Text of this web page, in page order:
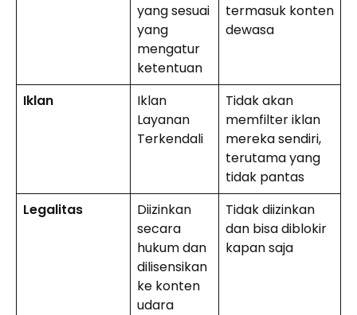
yang sesuai
yang
mengatur
ketentuan
termasuk konten
dewasa
Iklan
Iklan
Layanan
Terkendali
Tidak akan
memfilter iklan
mereka sendiri,
terutama yang
tidak pantas
Legalitas
Diizinkan
secara
hukum dan
dilisensikan
ke konten
udara
Tidak diizinkan
dan bisa diblokir
kapan saja